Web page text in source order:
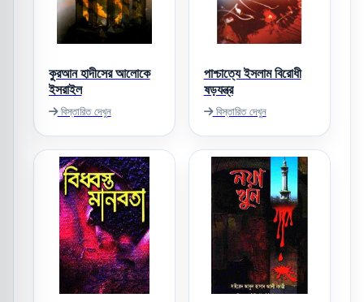
কুরআন হাদীসের আলোকে
ইসরাইল
বিস্তারিত দেখুন
পাশ্চাত্যে ইসলাম বিরোধী
ষড়যন্ত্র
বিস্তারিত দেখুন